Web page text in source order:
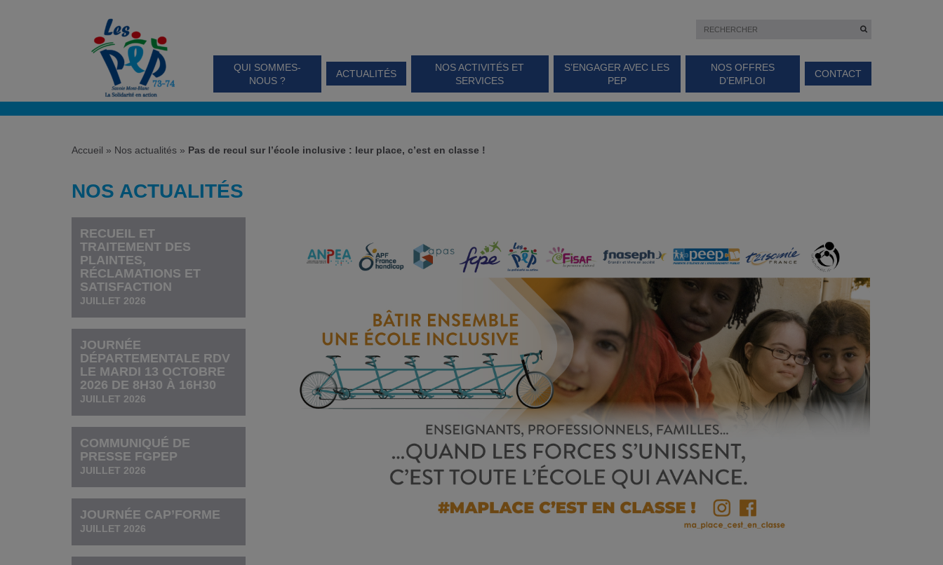
QUI SOMMES-
NOUS ?
ACTUALITÉS
NOS ACTIVITÉS ET
SERVICES
S’ENGAGER AVEC LES
PEP
NOS OFFRES
D’EMPLOI
CONTACT
Accueil » Nos actualités » Pas de recul sur l’école inclusive : leur place, c’est en classe !
NOS ACTUALITÉS
RECUEIL ET
TRAITEMENT DES
PLAINTES,
RÉCLAMATIONS ET
SATISFACTION
JUILLET 2026
JOURNÉE
DÉPARTEMENTALE RDV
LE MARDI 13 OCTOBRE
2026 DE 8H30 À 16H30
JUILLET 2026
COMMUNIQUÉ DE
PRESSE FGPEP
JUILLET 2026
JOURNÉE CAP’FORME
JUILLET 2026